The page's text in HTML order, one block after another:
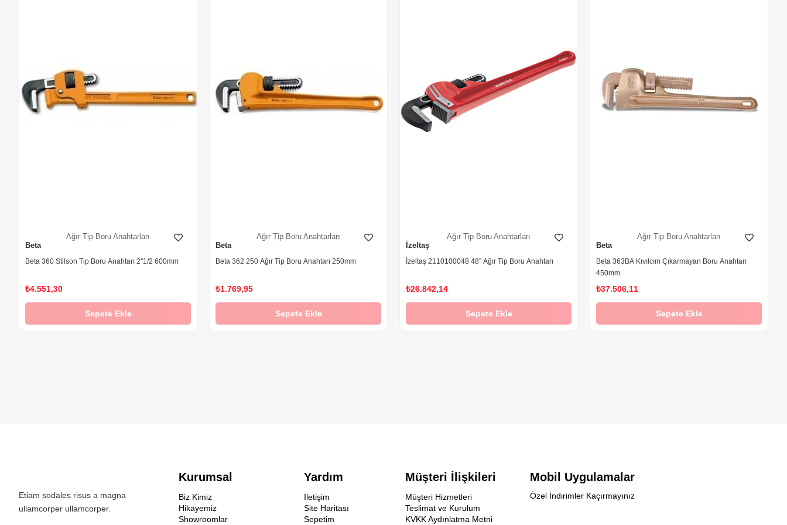
Ağır Tip Boru Anahtarları
Beta
Beta 360 Stilson Tip Boru Anahtarı 2''1/2 600mm
₺4.551,30
Sepete Ekle
Ağır Tip Boru Anahtarları
Beta
Beta 362 250 Ağır Tip Boru Anahtarı 250mm
₺1.769,95
Sepete Ekle
Ağır Tip Boru Anahtarları
İzeltaş
İzeltaş 2110100048 48'' Ağır Tip Boru Anahtarı
₺26.842,14
Sepete Ekle
Ağır Tip Boru Anahtarları
Beta
Beta 363BA Kıvılcım Çıkarmayan Boru Anahtarı
450mm
₺37.506,11
Sepete Ekle
Etiam sodales risus a magna
ullamcorper ullamcorper.
Kurumsal
Biz Kimiz
Hikayemiz
Showroomlar
Yardım
İletişim
Site Haritası
Sepetim
Müşteri İlişkileri
Müşteri Hizmetleri
Teslimat ve Kurulum
KVKK Aydınlatma Metni
Mobil Uygulamalar
Özel İndirimler Kaçırmayınız